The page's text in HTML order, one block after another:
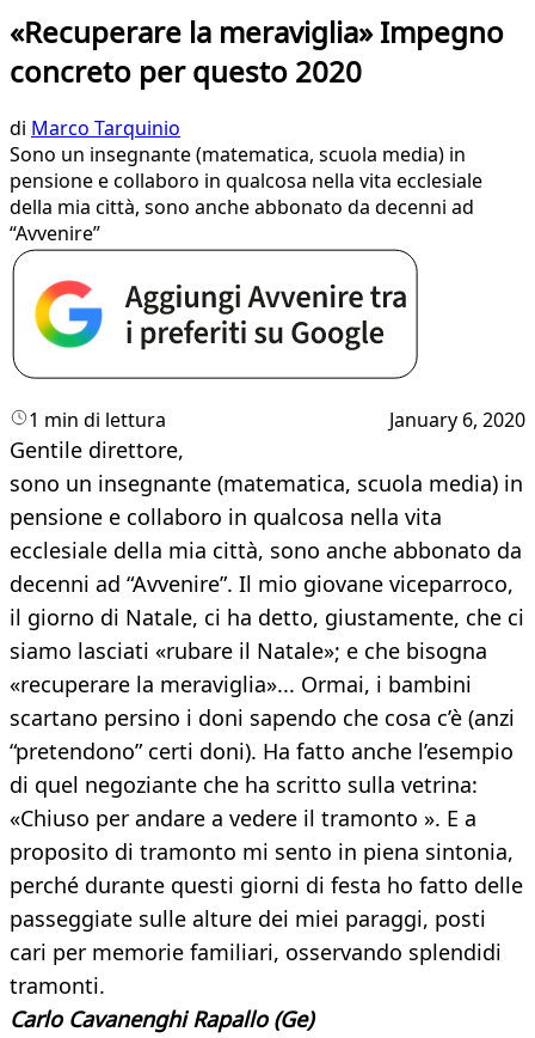
«Recuperare la meraviglia» Impegno
concreto per questo 2020
di Marco Tarquinio
Sono un insegnante (matematica, scuola media) in
pensione e collaboro in qualcosa nella vita ecclesiale
della mia città, sono anche abbonato da decenni ad
“Avvenire”
1 min di lettura January 6, 2020
Gentile direttore,
sono un insegnante (matematica, scuola media) in
pensione e collaboro in qualcosa nella vita
ecclesiale della mia città, sono anche abbonato da
decenni ad “Avvenire”. Il mio giovane viceparroco,
il giorno di Natale, ci ha detto, giustamente, che ci
siamo lasciati «rubare il Natale»; e che bisogna
«recuperare la meraviglia»... Ormai, i bambini
scartano persino i doni sapendo che cosa c’è (anzi
“pretendono” certi doni). Ha fatto anche l’esempio
di quel negoziante che ha scritto sulla vetrina:
«Chiuso per andare a vedere il tramonto ». E a
proposito di tramonto mi sento in piena sintonia,
perché durante questi giorni di festa ho fatto delle
passeggiate sulle alture dei miei paraggi, posti
cari per memorie familiari, osservando splendidi
tramonti.
Carlo Cavanenghi Rapallo (Ge)